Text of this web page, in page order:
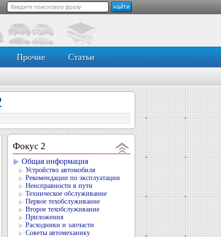
Прочие Статьи
Фокус 2
Общая информация
Устройство автомобиля
Рекомендации по эксплуатации
Неисправности в пути
Техническое обслуживание
Первое техобслуживание
Второе техобслуживание
Приложения
Расходники и запчасти
Советы автомеханику